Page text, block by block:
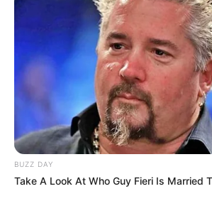
BUZZ DAY
Take A Look At Who Guy Fieri Is Married